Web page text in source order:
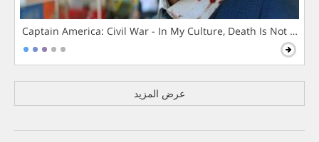
Captain America: Civil War - In My Culture, Death Is Not The
عرض المزيد